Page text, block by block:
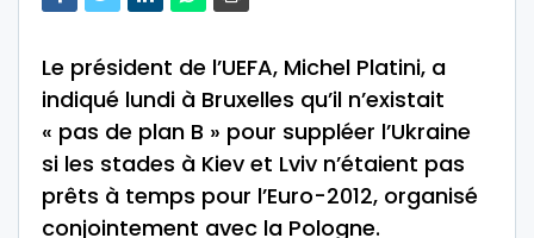
Le président de l’UEFA, Michel Platini, a
indiqué lundi à Bruxelles qu’il n’existait
« pas de plan B » pour suppléer l’Ukraine
si les stades à Kiev et Lviv n’étaient pas
prêts à temps pour l’Euro-2012, organisé
conjointement avec la Pologne.